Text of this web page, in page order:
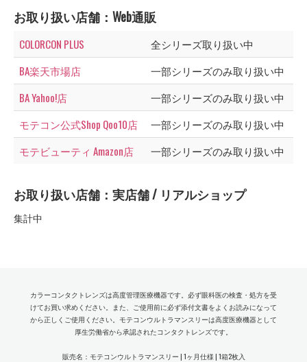
お取り扱い店舗：Web通販
COLORCON PLUS
全シリーズ取り扱い中
BA楽天市場店
一部シリーズのみ取り扱い中
BA Yahoo!店
一部シリーズのみ取り扱い中
モテコン公式Shop Qoo10店
一部シリーズのみ取り扱い中
モテビューティ Amazon店
一部シリーズのみ取り扱い中
お取り扱い店舗：実店舗 / リアルショップ
集計中
カラーコンタクトレンズは高度管理医療機器です。必ず眼科医の検査・処方を受
けてお買い求めください。また、ご使用前に必ず添付文書をよくお読みになって
から正しくご使用ください。モテコンウルトラマンスリーは高度医療機器として
厚生労働省から承認されたコンタクトレンズです。
販売名：モテコンウルトラマンスリー | 1ヶ月仕様 | 1箱2枚入